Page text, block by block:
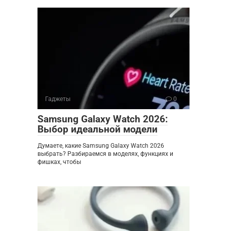
Гаджеты 0
Samsung Galaxy Watch 2026:
Выбор идеальной модели
Думаете, какие Samsung Galaxy Watch 2026
выбрать? Разбираемся в моделях, функциях и
фишках, чтобы